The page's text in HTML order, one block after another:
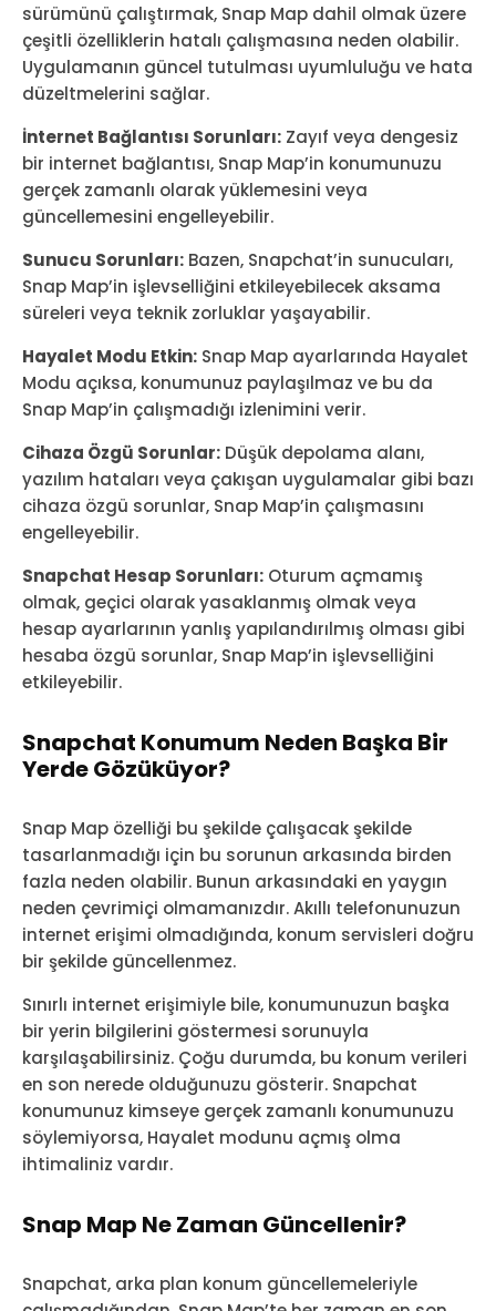
sürümünü çalıştırmak, Snap Map dahil olmak üzere
çeşitli özelliklerin hatalı çalışmasına neden olabilir.
Uygulamanın güncel tutulması uyumluluğu ve hata
düzeltmelerini sağlar.
İnternet Bağlantısı Sorunları: Zayıf veya dengesiz
bir internet bağlantısı, Snap Map’in konumunuzu
gerçek zamanlı olarak yüklemesini veya
güncellemesini engelleyebilir.
Sunucu Sorunları: Bazen, Snapchat’in sunucuları,
Snap Map’in işlevselliğini etkileyebilecek aksama
süreleri veya teknik zorluklar yaşayabilir.
Hayalet Modu Etkin: Snap Map ayarlarında Hayalet
Modu açıksa, konumunuz paylaşılmaz ve bu da
Snap Map’in çalışmadığı izlenimini verir.
Cihaza Özgü Sorunlar: Düşük depolama alanı,
yazılım hataları veya çakışan uygulamalar gibi bazı
cihaza özgü sorunlar, Snap Map’in çalışmasını
engelleyebilir.
Snapchat Hesap Sorunları: Oturum açmamış
olmak, geçici olarak yasaklanmış olmak veya
hesap ayarlarının yanlış yapılandırılmış olması gibi
hesaba özgü sorunlar, Snap Map’in işlevselliğini
etkileyebilir.
Snapchat Konumum Neden Başka Bir
Yerde Gözüküyor?
Snap Map özelliği bu şekilde çalışacak şekilde
tasarlanmadığı için bu sorunun arkasında birden
fazla neden olabilir. Bunun arkasındaki en yaygın
neden çevrimiçi olmamanızdır. Akıllı telefonunuzun
internet erişimi olmadığında, konum servisleri doğru
bir şekilde güncellenmez.
Sınırlı internet erişimiyle bile, konumunuzun başka
bir yerin bilgilerini göstermesi sorunuyla
karşılaşabilirsiniz. Çoğu durumda, bu konum verileri
en son nerede olduğunuzu gösterir. Snapchat
konumunuz kimseye gerçek zamanlı konumunuzu
söylemiyorsa, Hayalet modunu açmış olma
ihtimaliniz vardır.
Snap Map Ne Zaman Güncellenir?
Snapchat, arka plan konum güncellemeleriyle